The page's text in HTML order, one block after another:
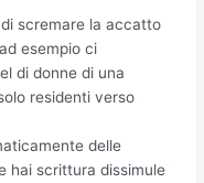
scremare la accatto
esempio ci
di donne di una
residenti verso
delle
hai scrittura dissimule